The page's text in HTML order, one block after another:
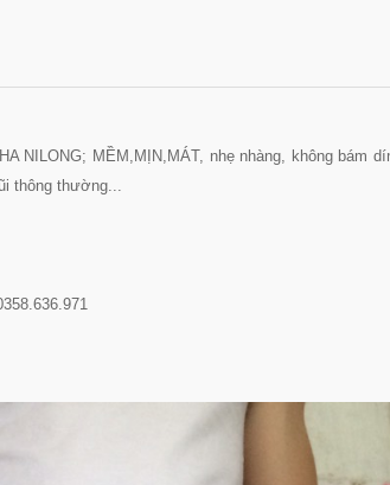
NILONG; MỀM,MỊN,MÁT, nhẹ nhàng, không bám
thông thường...